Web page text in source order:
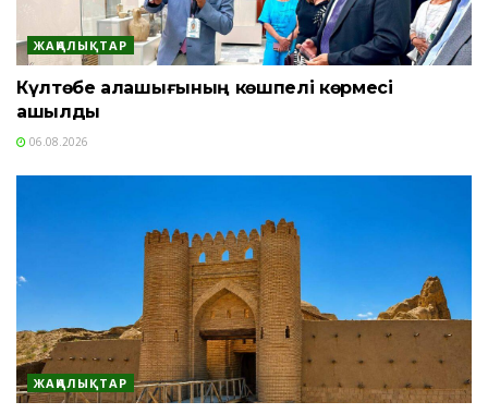
ЖАҢАЛЫҚТАР
Күлтөбе қалашығының көшпелі көрмесі
ашылды
06.08.2026
ЖАҢАЛЫҚТАР